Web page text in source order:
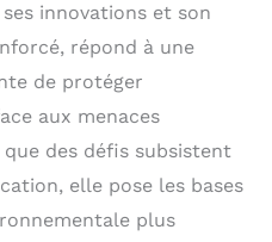
innovations et son
répond à une
de protéger
aux menaces
que des défis subsistent
elle pose les bases
plus